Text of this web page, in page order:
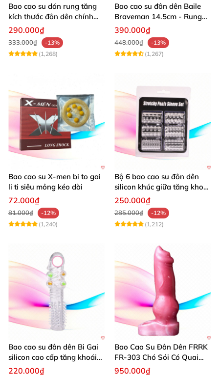
Bao cao su dán rung tăng
kích thước đôn dên chính
hãng Aichao
290.000₫
333.000₫
-13%
(1,268)
Bao cao su đôn dên Baile
Braveman 14.5cm - Rung
điểm G, kích thích cực đỉnh
390.000₫
448.000₫
-13%
(1,267)
Bao cao su X-men bi to gai
li ti siêu mỏng kéo dài
72.000₫
81.000₫
-12%
(1,240)
Bộ 6 bao cao su đôn dên
silicon khúc giữa tăng khoái
cảm kéo dài quan hệ
250.000₫
285.000₫
-12%
(1,212)
Bao cao su đôn dên Bi Gai
silicon cao cấp tăng khoái
cảm
220.000₫
Bao Cao Su Đôn Dên FRRK
FR-303 Chó Sói Có Quai
Đeo An Toàn
950.000₫